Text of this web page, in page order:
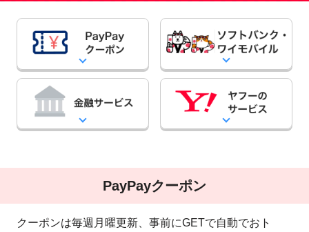
PayPayクーポン
クーポンは毎週月曜更新、事前にGETで自動でおト